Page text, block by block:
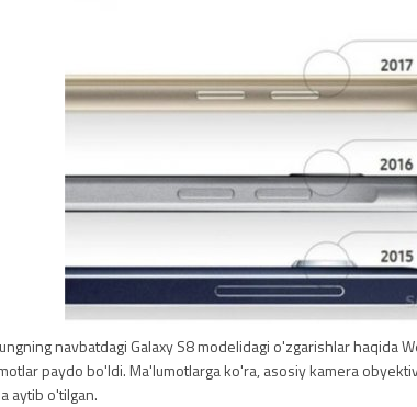
navbatdagi Galaxy S8 modelidagi o'zgarishlar haqida
paydo bo'ldi. Ma'lumotlarga ko'ra, asosiy kamera
aytib o'tilgan.